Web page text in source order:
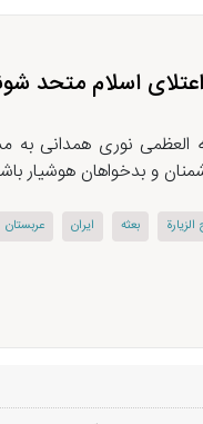
اسلام متحد
نوری همدانی به
و بدخواهان هوشیار
بعثه ایران عربستان